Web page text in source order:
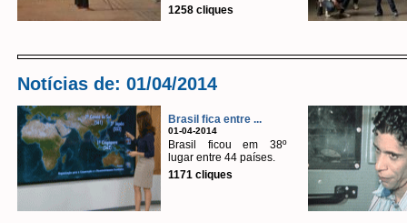
1258 cliques
Notícias de: 01/04/2014
Brasil fica entre ...
01-04-2014
Brasil ficou em 38º
lugar entre 44 países.
1171 cliques